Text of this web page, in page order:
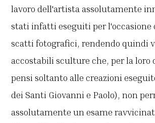
lavoro dell'artista assolutamente
stati infatti eseguiti per l'occasione
scatti fotografici, rendendo quindi
accostabili sculture che, per la loro
pensi soltanto alle creazioni
dei Santi Giovanni e Paolo), non
assolutamente un esame